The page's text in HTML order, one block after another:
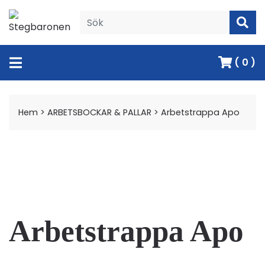
( 0 )
Hem > ARBETSBOCKAR & PALLAR > Arbetstrappa Apo
Arbetstrappa Apo